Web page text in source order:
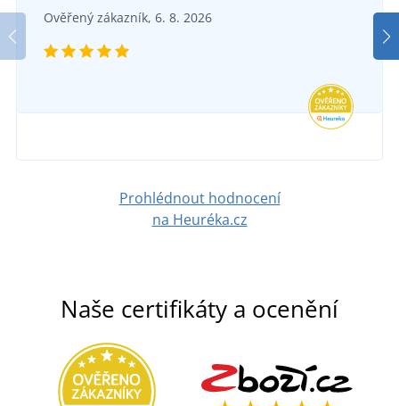
Bavlněná bekovka Newsboy
221 Kč
Ověřený zákazník, 6. 8. 2026
Prohlédnout hodnocení
na Heuréka.cz
Naše certifikáty a ocenění